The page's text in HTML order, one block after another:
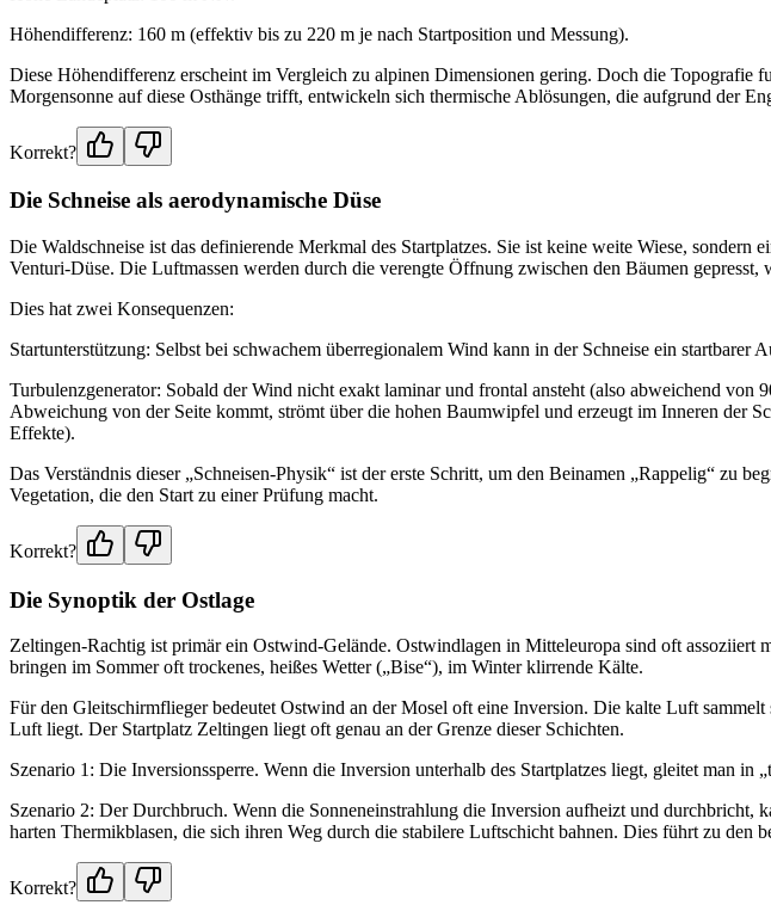
Höhendifferenz: 160 m (effektiv bis zu 220 m je nach Startposition und Messung).
Diese Höhendifferenz erscheint im Vergleich zu alpinen Dimensionen gering. Doch die
Morgensonne auf diese Osthänge trifft, entwickeln sich thermische Ablösungen, die aufgrund der
Korrekt?
Die Schneise als aerodynamische Düse
Die Waldschneise ist das definierende Merkmal des Startplatzes. Sie ist keine weite Wiese,
Venturi-Düse. Die Luftmassen werden durch die verengte Öffnung zwischen den Bäumen
Dies hat zwei Konsequenzen:
Startunterstützung: Selbst bei schwachem überregionalem Wind kann in der Schneise ein startbarer
Turbulenzgenerator: Sobald der Wind nicht exakt laminar und frontal ansteht (also abweichend
Abweichung von der Seite kommt, strömt über die hohen Baumwipfel und erzeugt im Inneren der
Effekte).
Das Verständnis dieser „Schneisen-Physik“ ist der erste Schritt, um den Beinamen „Rappelig“ zu
Vegetation, die den Start zu einer Prüfung macht.
Korrekt?
Die Synoptik der Ostlage
Zeltingen-Rachtig ist primär ein Ostwind-Gelände. Ostwindlagen in Mitteleuropa sind oft assoziiert
bringen im Sommer oft trockenes, heißes Wetter („Bise“), im Winter klirrende Kälte.
Für den Gleitschirmflieger bedeutet Ostwind an der Mosel oft eine Inversion. Die kalte Luft
Luft liegt. Der Startplatz Zeltingen liegt oft genau an der Grenze dieser Schichten.
Szenario 1: Die Inversionssperre. Wenn die Inversion unterhalb des Startplatzes liegt, gleitet man in
Szenario 2: Der Durchbruch. Wenn die Sonneneinstrahlung die Inversion aufheizt und durchbricht,
harten Thermikblasen, die sich ihren Weg durch die stabilere Luftschicht bahnen. Dies führt zu den
Korrekt?